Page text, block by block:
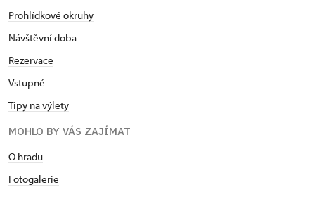
Prohlídkové okruhy
Návštěvní doba
Rezervace
Vstupné
Tipy na výlety
MOHLO BY VÁS ZAJÍMAT
O hradu
Fotogalerie